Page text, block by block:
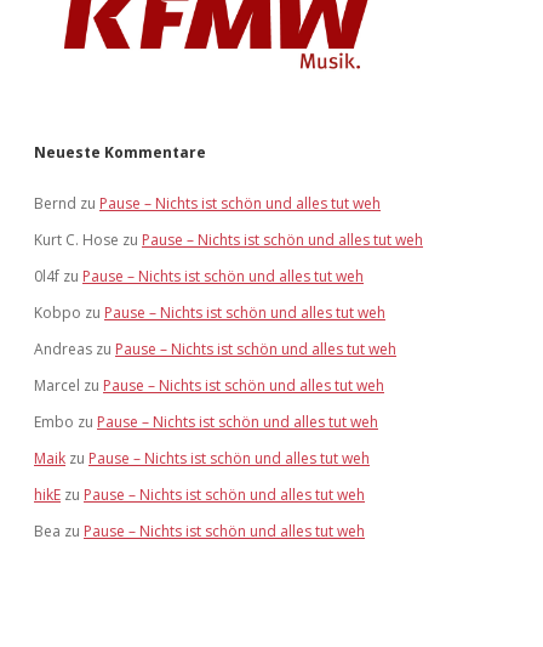
Neueste Kommentare
Bernd zu Pause – Nichts ist schön und alles tut weh
Kurt C. Hose zu Pause – Nichts ist schön und alles tut weh
0l4f zu Pause – Nichts ist schön und alles tut weh
Kobpo zu Pause – Nichts ist schön und alles tut weh
Andreas zu Pause – Nichts ist schön und alles tut weh
Marcel zu Pause – Nichts ist schön und alles tut weh
Embo zu Pause – Nichts ist schön und alles tut weh
Maik zu Pause – Nichts ist schön und alles tut weh
hikE zu Pause – Nichts ist schön und alles tut weh
Bea zu Pause – Nichts ist schön und alles tut weh